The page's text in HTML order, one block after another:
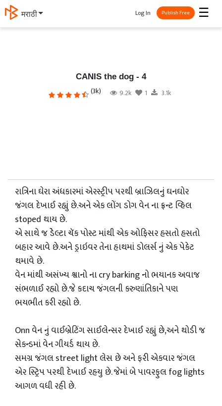
मराठी ☰
Log In Publish Free
CANIS the dog - 4
(3k) 9.2k 1 3.1k
રાત્રિના ઘેરા અંધકારમાં એરસ્ટ્રીપ પરથી બ્રાઝિલનું ઘનઘોર
જંગલ દેખાઈ રહ્યું છે.અને એક લોંગ ડોગ વેન ના ફ્રન્ટ વ્હિલ
stoped થાય છે.
એ સાથે જ ડેેલ્ટા ચૅક પોસ્ટ માંથી એક ઓફિસર હસતો હસતો
બહાર આવે છે.અને ડ્રાઇવર તેના હાથમાં ડોલર્સ નું એક પેકેટ
થમાવે છે.
વેન માંથી અસંખ્ય શ્વાનો ના cry barking નો ભયાનક અવાજ
સંભળાઈ રહ્યો છે.જે કદાચ જંગલની કરુણાંતિકાને પણ
ભયભીત કરી રહ્યો છે.
Onn વેન નું વાઈબ્રેટિંગ સાઈલેન્સર દેખાઈ રહ્યું છે,અને થોડી જ
સેકન્ડમાં વેન ગીયર્ડ થાય છે.
સમગ્ર જંગલ street light લેસ છે અને ફરી એકવાર જંગલ
એર સ્ટ્રિપ પરથી દેખાઈ રહયુ છે. જેમાં બે પાવરફુલ fog lights
આગળ વધી રહી છે.